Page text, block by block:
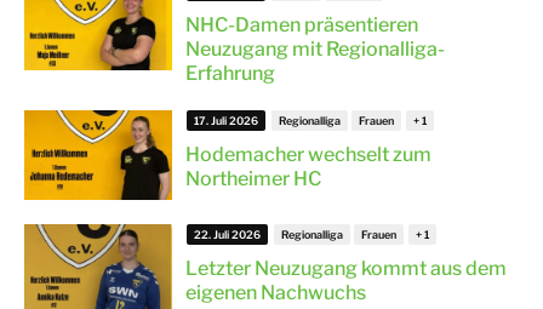
NHC-Damen präsentieren
Neuzugang mit Regionalliga-
Erfahrung
Hodemacher wechselt zum
Northeimer HC
17. Juli 2026 Regionalliga Frauen
Letzter Neuzugang kommt aus dem
eigenen Nachwuchs
22. Juli 2026 Regionalliga Frauen